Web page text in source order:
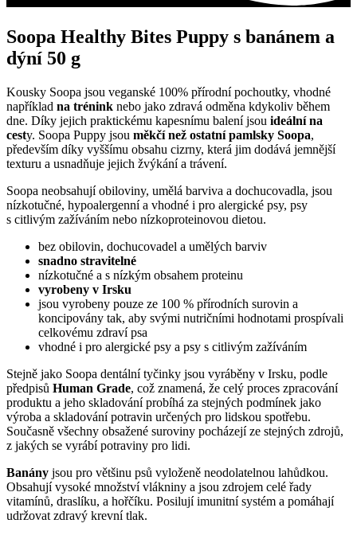
Soopa Healthy Bites Puppy s banánem a
dýní 50 g
Kousky Soopa jsou veganské 100% přírodní pochoutky, vhodné
například na trénink nebo jako zdravá odměna kdykoliv během
dne. Díky jejich praktickému kapesnímu balení jsou ideální na
cesty. Soopa Puppy jsou měkčí než ostatní pamlsky Soopa,
především díky vyššímu obsahu cizrny, která jim dodává jemnější
texturu a usnadňuje jejich žvýkání a trávení.
Soopa neobsahují obiloviny, umělá barviva a dochucovadla, jsou
nízkotučné, hypoalergenní a vhodné i pro alergické psy, psy
s citlivým zažíváním nebo nízkoproteinovou dietou.
bez obilovin, dochucovadel a umělých barviv
snadno stravitelné
nízkotučné a s nízkým obsahem proteinu
vyrobeny v Irsku
jsou vyrobeny pouze ze 100 % přírodních surovin a
koncipovány tak, aby svými nutričními hodnotami prospívali
celkovému zdraví psa
vhodné i pro alergické psy a psy s citlivým zažíváním
Stejně jako Soopa dentální tyčinky jsou vyráběny v Irsku, podle
předpisů Human Grade, což znamená, že celý proces zpracování
produktu a jeho skladování probíhá za stejných podmínek jako
výroba a skladování potravin určených pro lidskou spotřebu.
Současně všechny obsažené suroviny pocházejí ze stejných zdrojů,
z jakých se vyrábí potraviny pro lidi.
Banány jsou pro většinu psů vyloženě neodolatelnou lahůdkou.
Obsahují vysoké množství vlákniny a jsou zdrojem celé řady
vitamínů, draslíku, a hořčíku. Posilují imunitní systém a pomáhají
udržovat zdravý krevní tlak.